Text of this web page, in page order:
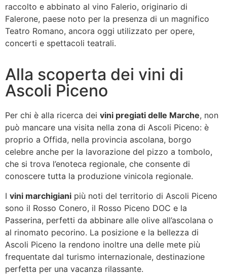
raccolto e abbinato al vino Falerio, originario di
Falerone, paese noto per la presenza di un magnifico
Teatro Romano, ancora oggi utilizzato per opere,
concerti e spettacoli teatrali.
Alla scoperta dei vini di
Ascoli Piceno
Per chi è alla ricerca dei vini pregiati delle Marche, non
può mancare una visita nella zona di Ascoli Piceno: è
proprio a Offida, nella provincia ascolana, borgo
celebre anche per la lavorazione del pizzo a tombolo,
che si trova l’enoteca regionale, che consente di
conoscere tutta la produzione vinicola regionale.
I vini marchigiani più noti del territorio di Ascoli Piceno
sono il Rosso Conero, il Rosso Piceno DOC e la
Passerina, perfetti da abbinare alle olive all’ascolana o
al rinomato pecorino. La posizione e la bellezza di
Ascoli Piceno la rendono inoltre una delle mete più
frequentate dal turismo internazionale, destinazione
perfetta per una vacanza rilassante.